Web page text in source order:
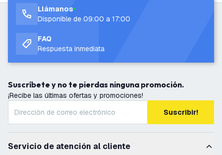
Llámanos
Disponible de 09:00 a 17:00
FAQ
Respuesta inmediata
Suscríbete y no te pierdas ninguna promoción.
¡Recibe las últimas ofertas y promociones!
Suscribir!
Servicio de atención al cliente